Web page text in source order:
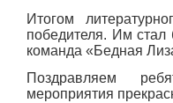
Итогом
победителя. Им
команда «Бедная
Поздравляем
мероприятия